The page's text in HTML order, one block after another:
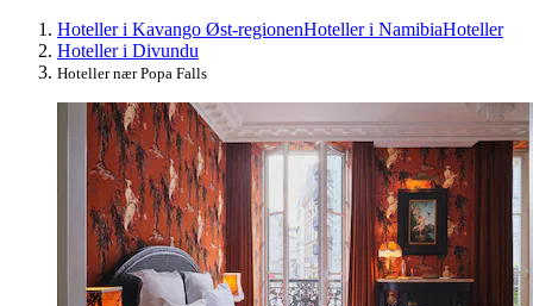
Hoteller i Kavango Øst-regionenHoteller i NamibiaHoteller
Hoteller i Divundu
Hoteller nær Popa Falls